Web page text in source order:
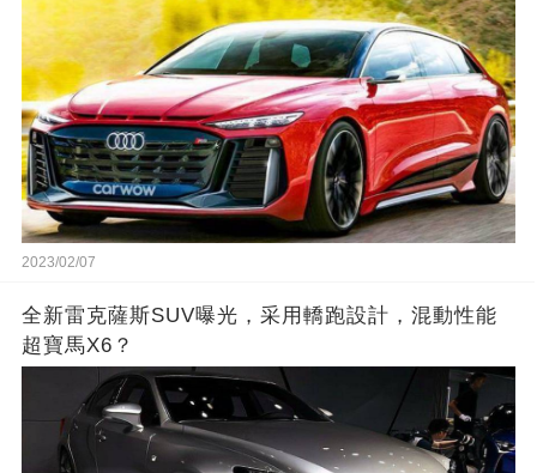
2023/02/07
全新雷克薩斯SUV曝光，采用轎跑設計，混動性能
超寶馬X6？